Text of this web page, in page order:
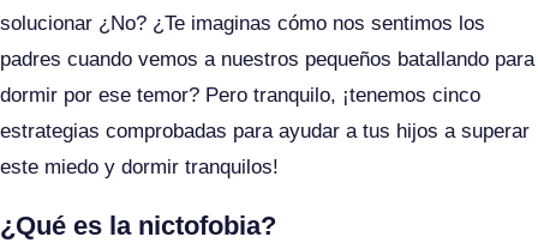
solucionar ¿No? ¿Te imaginas cómo nos sentimos los
padres cuando vemos a nuestros pequeños batallando para
dormir por ese temor? Pero tranquilo, ¡tenemos cinco
estrategias comprobadas para ayudar a tus hijos a superar
este miedo y dormir tranquilos!
¿Qué es la nictofobia?